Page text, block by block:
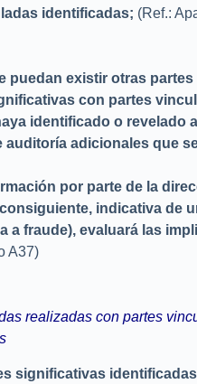
identificadas; (Ref.:
puedan existir otras partes
con partes
identificado o revelado
adicionales que
por parte de la
indicativa de
a fraude), evaluará las
A37)
realizadas con partes
significativas